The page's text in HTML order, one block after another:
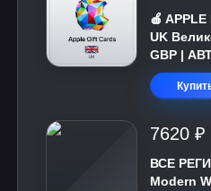
🍎
UK
GBP |
7620 ₽
ВСЕ
Modern